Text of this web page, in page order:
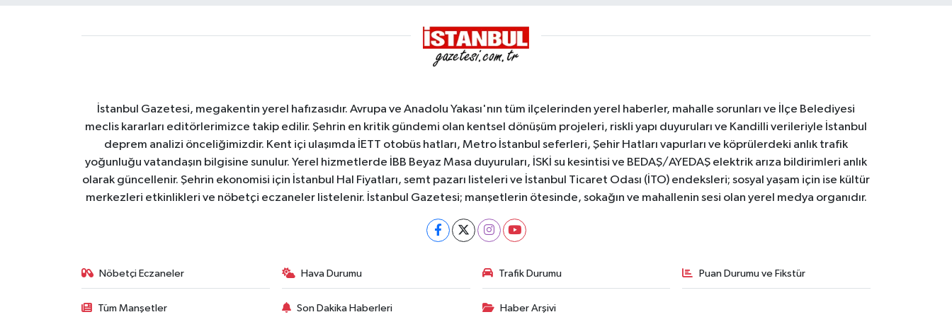
İstanbul Gazetesi, megakentin yerel hafızasıdır. Avrupa ve Anadolu Yakası'nın tüm ilçelerinden yerel haberler, mahalle sorunları ve İlçe Belediyesi
meclis kararları editörlerimizce takip edilir. Şehrin en kritik gündemi olan kentsel dönüşüm projeleri, riskli yapı duyuruları ve Kandilli verileriyle İstanbul
deprem analizi önceliğimizdir. Kent içi ulaşımda İETT otobüs hatları, Metro İstanbul seferleri, Şehir Hatları vapurları ve köprülerdeki anlık trafik
yoğunluğu vatandaşın bilgisine sunulur. Yerel hizmetlerde İBB Beyaz Masa duyuruları, İSKİ su kesintisi ve BEDAŞ/AYEDAŞ elektrik arıza bildirimleri anlık
olarak güncellenir. Şehrin ekonomisi için İstanbul Hal Fiyatları, semt pazarı listeleri ve İstanbul Ticaret Odası (İTO) endeksleri; sosyal yaşam için ise kültür
merkezleri etkinlikleri ve nöbetçi eczaneler listelenir. İstanbul Gazetesi; manşetlerin ötesinde, sokağın ve mahallenin sesi olan yerel medya organıdır.
Nöbetçi Eczaneler Hava Durumu Trafik Durumu Puan Durumu ve Fikstür
Tüm Manşetler Son Dakika Haberleri Haber Arşivi